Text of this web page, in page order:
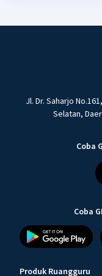
Jl. Dr. Saharjo
Selatan,
Coba
Coba
Produk Ruangguru